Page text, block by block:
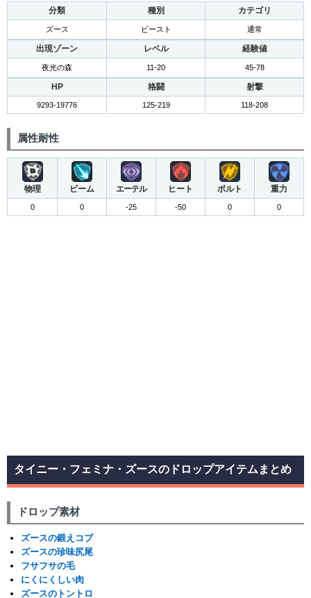
分類 種別 カテゴリ
ズース ビースト 通常
出現ゾーン レベル 経験値
夜光の森 11-20 45-78
HP 格闘 射撃
9293-19776 125-219 118-208
属性耐性
物理 ビーム エーテル ヒート ボルト 重力
0 0 -25 -50 0 0
タイニー・フェミナ・ズースのドロップアイテムまとめ
ドロップ素材
ズースの鍛えコブ
ズースの珍味尻尾
フサフサの毛
にくにくしい肉
ズースのトントロ